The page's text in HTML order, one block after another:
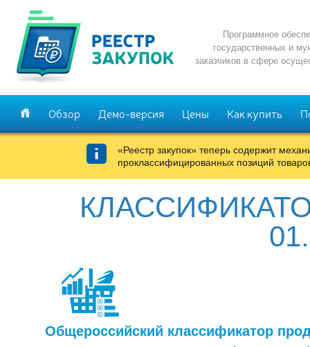
Программное
государственных и
заказчиков в сфере
Обзор Демо-версия Цены Как купить
«Реестр закупок» теперь содержит
проклассифицированных позиций
Общероссийский классификатор